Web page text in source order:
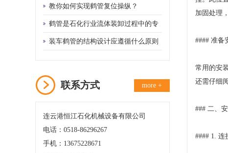
料油的设备
教你如何实现鹤管复位操纵？
鹤管是石化行业流体装卸过程中的专
用设备
装车鹤管的结构设计应遵循什么原则
联系方式 more +
连云港恒江石化机械设备有限公司
电话：0518-86296267
手机：13675228671
加固处理
#### 准备
常用的安
还需仔细
### 二、
#### 1. 连